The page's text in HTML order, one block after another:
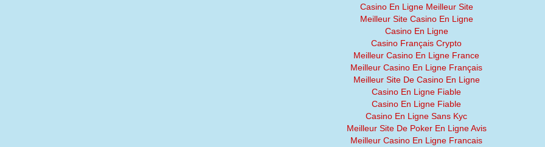
Casino En Ligne Meilleur Site
Meilleur Site Casino En Ligne
Casino En Ligne
Casino Français Crypto
Meilleur Casino En Ligne France
Meilleur Casino En Ligne Français
Meilleur Site De Casino En Ligne
Casino En Ligne Fiable
Casino En Ligne Fiable
Casino En Ligne Sans Kyc
Meilleur Site De Poker En Ligne Avis
Meilleur Casino En Ligne Francais